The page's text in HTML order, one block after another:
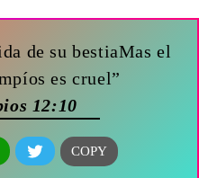
de su bestiaMas el
es cruel”
12:10